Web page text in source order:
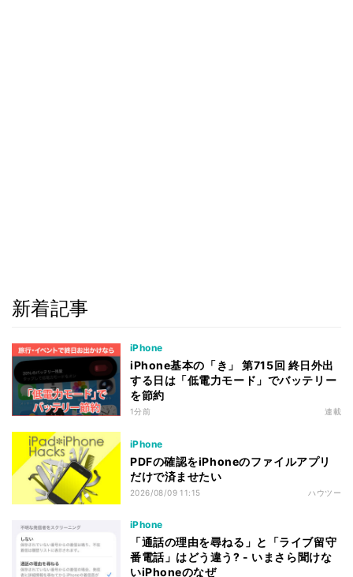
新着記事
iPhone
iPhone基本の「き」 第715回 終日外出
する日は「低電力モード」でバッテリー
を節約
1分前 連載
iPhone
PDFの確認をiPhoneのファイルアプリ
だけで済ませたい
2026/08/09 11:15 ハウツー
iPhone
「通話の理由を尋ねる」と「ライブ留守
番電話」はどう違う? - いまさら聞けな
いiPhoneのなぜ